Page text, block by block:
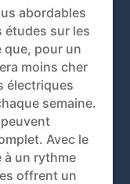
abordables
études sur les
pour un
moins cher
électriques
semaine.
Avec le
à un rythme
offrent un